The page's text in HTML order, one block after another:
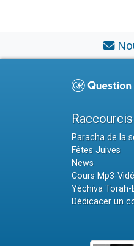
Raccourcis
Paracha de la
Fêtes Juives
News
Cours Mp3-
Yéchiva Torah-
Dédicacer un